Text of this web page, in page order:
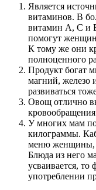
Является
витаминов. В
витамин А, С и
помогут
К тому же они
полноценного
Продукт богат
магний, железо
развиваться
Овощ отлично
У многих мам
килограммы.
меню женщины,
Блюда из него
усваивается, то
употреблении